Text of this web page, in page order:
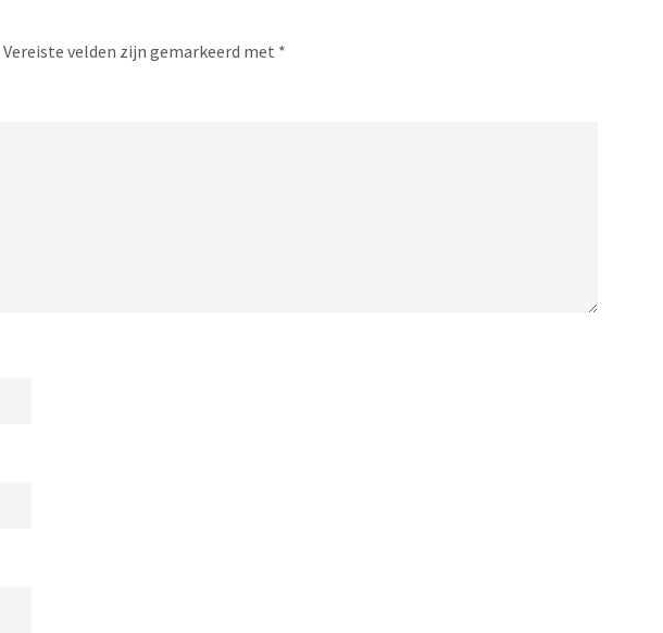
Vereiste velden zijn gemarkeerd met *